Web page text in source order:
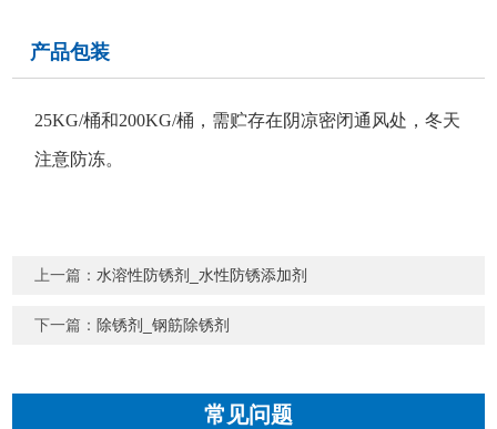
产品包装
25KG/桶和200KG/桶，需贮存在阴凉密闭通风处，冬天
注意防冻。
上一篇：水溶性防锈剂_水性防锈添加剂
下一篇： 除锈剂_钢筋除锈剂
常见问题